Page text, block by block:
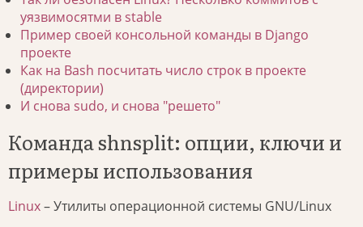
уязвимосятми в stable
Пример своей консольной команды в Django
проекте
Как на Bash посчитать число строк в проекте
(директории)
И снова sudo, и снова "решето"
Команда shnsplit: опции, ключи и
примеры использования
Linux– Утилиты операционной системы GNU/Linux